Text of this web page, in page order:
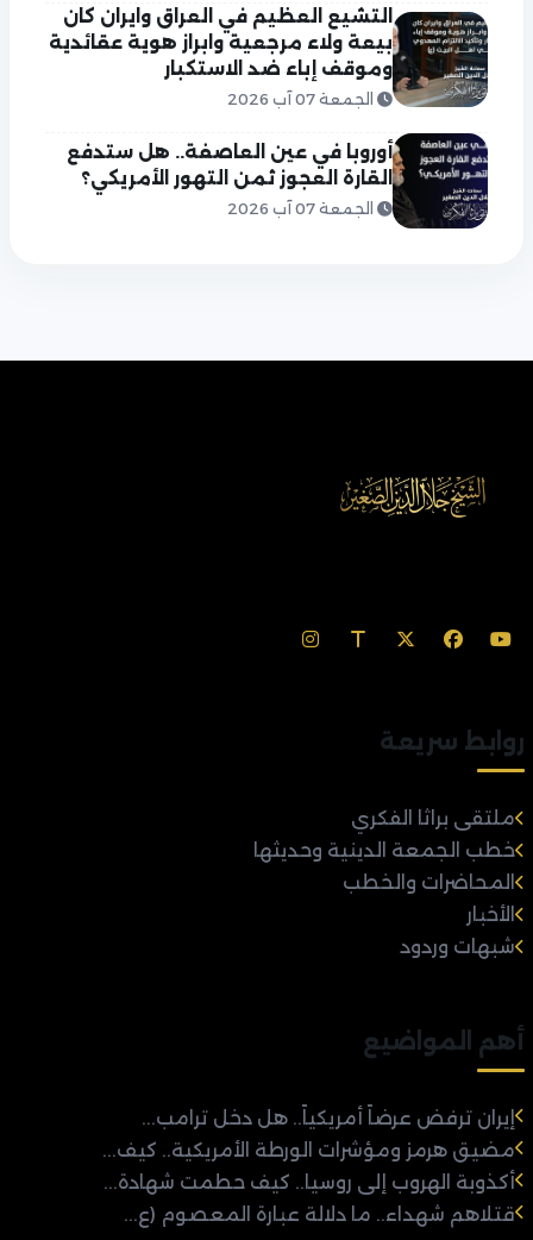
التشيع العظيم في العراق وايران كان
بيعة ولاء مرجعية وابراز هوية عقائدية
وموقف إباء ضد الاستكبار
الجمعة 07 آب 2026
أوروبا في عين العاصفة.. هل ستدفع
القارة العجوز ثمن التهور الأمريكي؟
الجمعة 07 آب 2026
روابط سريعة
ملتقى براثا الفكري
خطب الجمعة الدينية وحديثها
المحاضرات والخطب
الأخبار
شبهات وردود
أهم المواضيع
إيران ترفض عرضاً أمريكياً.. هل دخل ترامب...
مضيق هرمز ومؤشرات الورطة الأمريكية.. كيف...
أكذوبة الهروب إلى روسيا.. كيف حطمت شهادة...
قتلاهم شهداء.. ما دلالة عبارة المعصوم (ع...